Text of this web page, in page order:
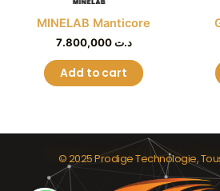
MINELAB Manticore
د.ت7.800,000
Add to cart
© 2025 Prodige Technologie,